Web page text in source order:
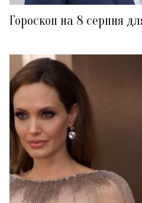
Гороскоп на 8 серпня